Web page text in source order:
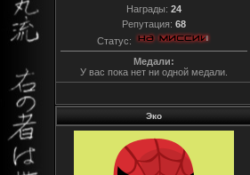
Награды: 24
Репутация: 68
Статус:
Медали:
У вас пока нет ни одной медали.
Эко